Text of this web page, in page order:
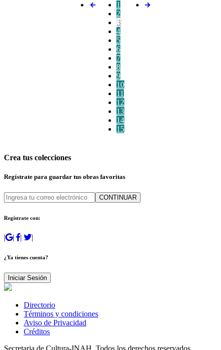
1
2
3
4
5
6
7
8
9
10
11
12
13
14
15
Crea tus colecciones
Regístrate para guardar tus obras favoritas
CONTINUAR
Regístrate con:
| | | |
¿Ya tienes cuenta?
Iniciar Sesión
Directorio
Términos y condiciones
Aviso de Privacidad
Créditos
Secretaria de Cultura-INAH. Todos los derechos reservados.